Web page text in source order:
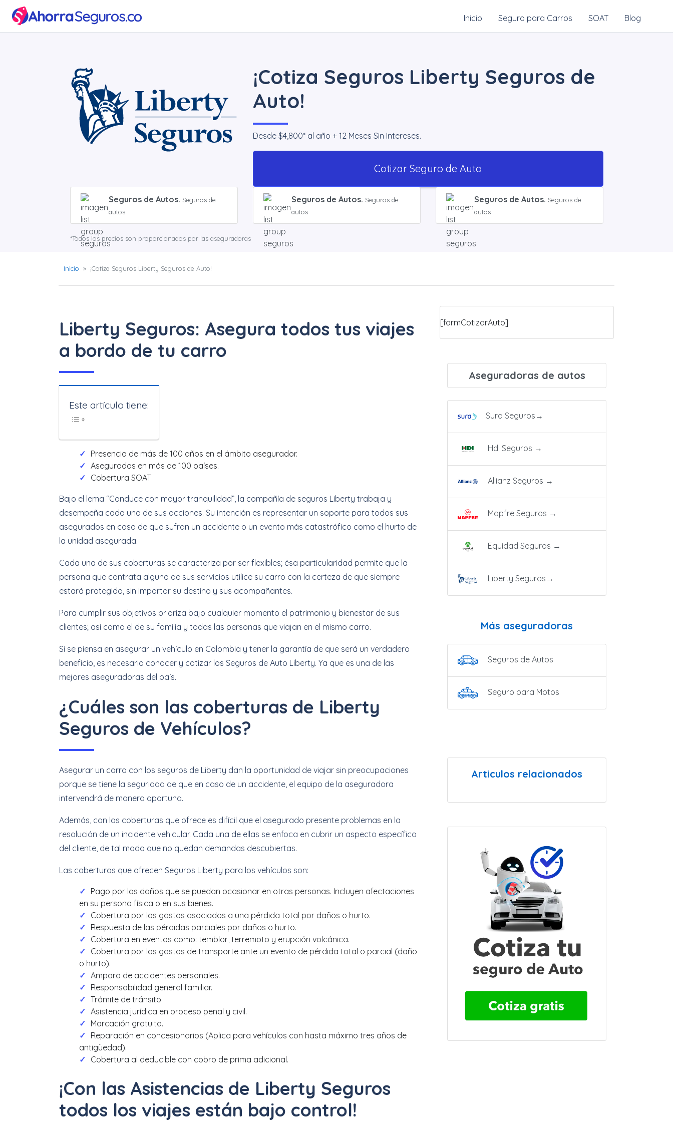
Inicio Seguro para Carros SOAT Blog
¡Cotiza Seguros Liberty Seguros de
Auto!
Desde $4,800* al año + 12 Meses Sin Intereses.
Cotizar Seguro de Auto
Seguros de Autos. Seguros de
autos
Seguros de Autos. Seguros de
autos
Seguros de Autos. Seguros de
autos
*Todos los precios son proporcionados por las aseguradoras
Inicio » ¡Cotiza Seguros Liberty Seguros de Auto!
Liberty Seguros: Asegura todos tus viajes
a bordo de tu carro
Este artículo tiene:
Presencia de más de 100 años en el ámbito asegurador.
Asegurados en más de 100 países.
Cobertura SOAT
Bajo el lema “Conduce con mayor tranquilidad”, la compañía de seguros Liberty trabaja y
desempeña cada una de sus acciones. Su intención es representar un soporte para todos sus
asegurados en caso de que sufran un accidente o un evento más catastrófico como el hurto de
la unidad asegurada.
Cada una de sus coberturas se caracteriza por ser flexibles; ésa particularidad permite que la
persona que contrata alguno de sus servicios utilice su carro con la certeza de que siempre
estará protegido, sin importar su destino y sus acompañantes.
Para cumplir sus objetivos prioriza bajo cualquier momento el patrimonio y bienestar de sus
clientes; así como el de su familia y todas las personas que viajan en el mismo carro.
Si se piensa en asegurar un vehículo en Colombia y tener la garantía de que será un verdadero
beneficio, es necesario conocer y cotizar los Seguros de Auto Liberty. Ya que es una de las
mejores aseguradoras del país.
¿Cuáles son las coberturas de Liberty
Seguros de Vehículos?
Asegurar un carro con los seguros de Liberty dan la oportunidad de viajar sin preocupaciones
porque se tiene la seguridad de que en caso de un accidente, el equipo de la aseguradora
intervendrá de manera oportuna.
Además, con las coberturas que ofrece es difícil que el asegurado presente problemas en la
resolución de un incidente vehicular. Cada una de ellas se enfoca en cubrir un aspecto específico
del cliente, de tal modo que no quedan demandas descubiertas.
Las coberturas que ofrecen Seguros Liberty para los vehículos son:
Pago por los daños que se puedan ocasionar en otras personas. Incluyen afectaciones
en su persona física o en sus bienes.
Cobertura por los gastos asociados a una pérdida total por daños o hurto.
Respuesta de las pérdidas parciales por daños o hurto.
Cobertura en eventos como: temblor, terremoto y erupción volcánica.
Cobertura por los gastos de transporte ante un evento de pérdida total o parcial (daño
o hurto).
Amparo de accidentes personales.
Responsabilidad general familiar.
Trámite de tránsito.
Asistencia jurídica en proceso penal y civil.
Marcación gratuita.
Reparación en concesionarios (Aplica para vehículos con hasta máximo tres años de
antigüedad).
Cobertura al deducible con cobro de prima adicional.
¡Con las Asistencias de Liberty Seguros
todos los viajes están bajo control!
[formCotizarAuto]
Aseguradoras de autos
Sura Seguros →
Hdi Seguros →
Allianz Seguros →
Mapfre Seguros →
Equidad Seguros →
Liberty Seguros →
Más aseguradoras
Seguros de Autos
Seguro para Motos
Articulos relacionados